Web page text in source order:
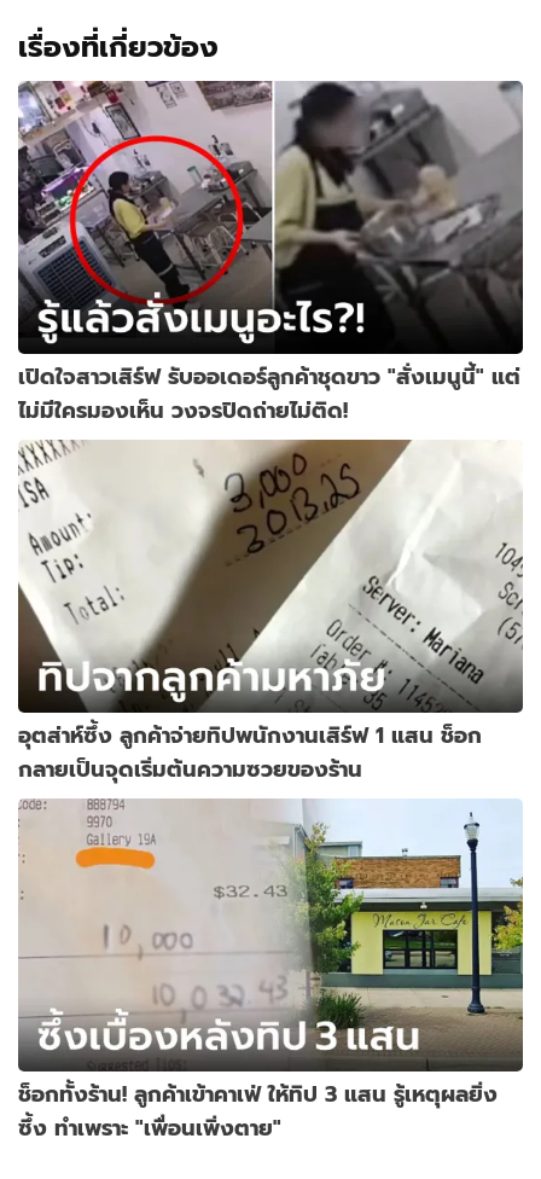
เรื่องที่เกี่ยวข้อง
เปิดใจสาวเสิร์ฟ รับออเดอร์ลูกค้าชุดขาว "สั่งเมนูนี้" แต่
ไม่มีใครมองเห็น วงจรปิดถ่ายไม่ติด!
อุตส่าห์ซึ้ง ลูกค้าจ่ายทิปพนักงานเสิร์ฟ 1 แสน ช็อก
กลายเป็นจุดเริ่มต้นความซวยของร้าน
ช็อกทั้งร้าน! ลูกค้าเข้าคาเฟ่ ให้ทิป 3 แสน รู้เหตุผลยิ่ง
ซึ้ง ทำเพราะ "เพื่อนเพิ่งตาย"